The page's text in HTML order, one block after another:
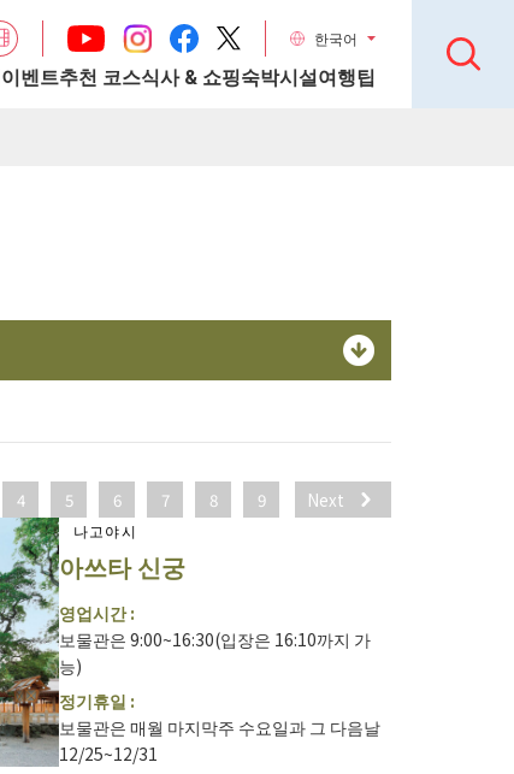
한국어
이벤트추천 코스식사 & 쇼핑숙박시설여행팁
4 5 6 7 8 9 Next
나고야시
아쓰타 신궁
영업시간 :
보물관은 9:00~16:30(입장은 16:10까지 가
능)
정기휴일 :
보물관은 매월 마지막주 수요일과 그 다음날
12/25~12/31